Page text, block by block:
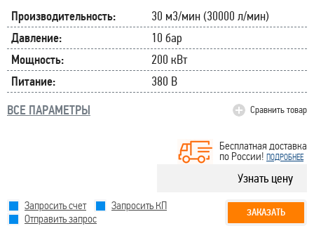
Производительность:
30 м3/мин (30000 л/мин)
Давление:
10 бар
Мощность:
200 кВт
Питание:
380 В
ВСЕ ПАРАМЕТРЫ
Сравнить товар
Бесплатная доставка
по России! ПОДРОБНЕЕ
Узнать цену
Запросить счет
Запросить КП
Отправить запрос
ЗАКАЗАТЬ